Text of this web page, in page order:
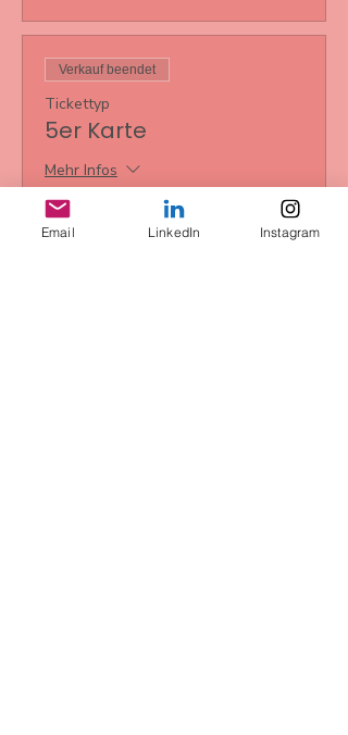
Verkauf beendet
Tickettyp
5er Karte
Mehr Infos
Preis
30,00 €
Email LinkedIn Instagram